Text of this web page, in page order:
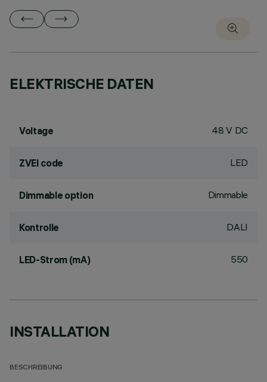
ELEKTRISCHE DATEN
Voltage 48 V DC
ZVEI code LED
Dimmable option Dimmable
Kontrolle DALI
LED-Strom (mA) 550
INSTALLATION
BESCHREIBUNG